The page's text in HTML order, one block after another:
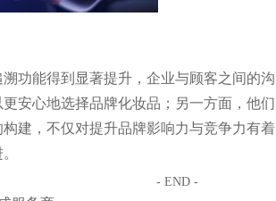
功能得到显著提升，企业与顾客之间的沟
安心地选择品牌化妆品；另一方面，他们
建，不仅对提升品牌影响力与竞争力有着
- END -